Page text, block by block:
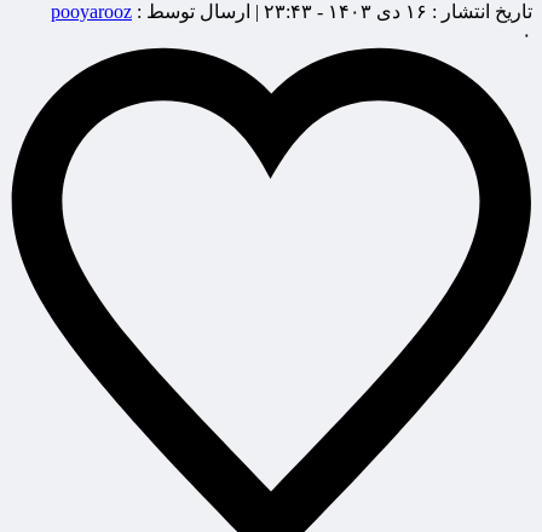
تاریخ انتشار : ۱۶ دی ۱۴۰۳ - ۲۳:۴۳ | ارسال توسط : pooyarooz
۰